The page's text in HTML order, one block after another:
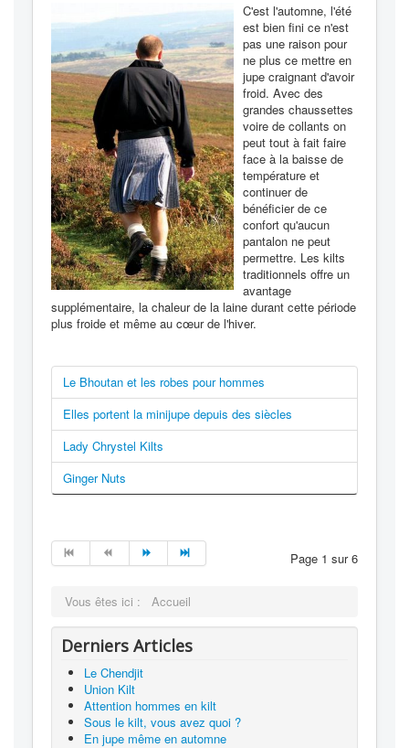
C'est l'automne, l'été
est bien fini ce n'est
pas une raison pour
ne plus ce mettre en
jupe craignant d'avoir
froid. Avec des
grandes chaussettes
voire de collants on
peut tout à fait faire
face à la baisse de
température et
continuer de
bénéficier de ce
confort qu'aucun
pantalon ne peut
permettre. Les kilts
traditionnels offre un
avantage
supplémentaire, la chaleur de la laine durant cette période
plus froide et même au cœur de l'hiver.
Le Bhoutan et les robes pour hommes
Elles portent la minijupe depuis des siècles
Lady Chrystel Kilts
Ginger Nuts
Page 1 sur 6
Vous êtes ici : Accueil
Derniers Articles
Le Chendjit
Union Kilt
Attention hommes en kilt
Sous le kilt, vous avez quoi ?
En jupe même en automne